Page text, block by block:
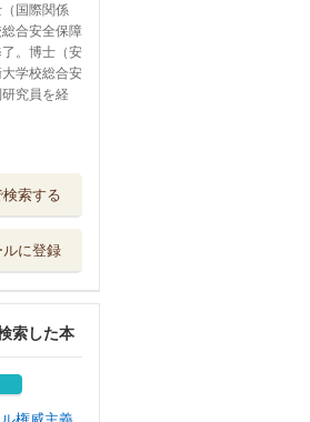
国際関係
合安全保障
。博士（安
学校総合安
究員を経
索する
に登録
索した本
制 侵...
債権法
関節症の
手術
企画